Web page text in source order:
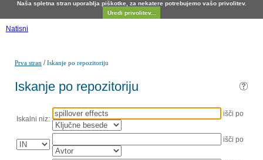
Naša spletna stran uporablja piškotke, za nekatere potrebujemo vašo privolitev.
Uredi privolitev...
Natisni
Prva stran /Iskanje po repozitoriju
Iskanje po repozitoriju
Iskalni niz:
išči po
išči po